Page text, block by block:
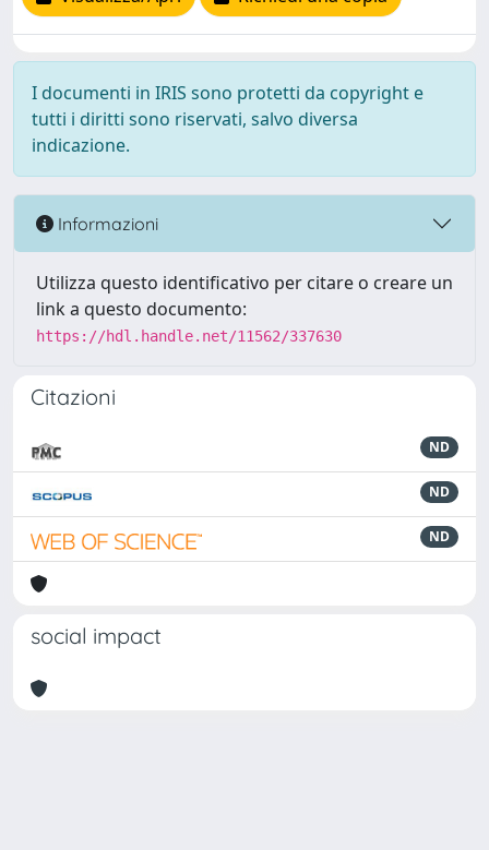
I documenti in IRIS sono protetti da copyright e
tutti i diritti sono riservati, salvo diversa
indicazione.
Informazioni
Utilizza questo identificativo per citare o creare un
link a questo documento:
https://hdl.handle.net/11562/337630
Citazioni
ND
ND
ND
social impact